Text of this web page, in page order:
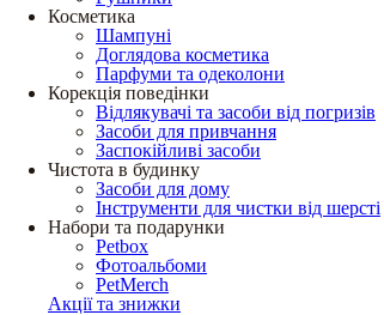
Косметика
Шампуні
Доглядова косметика
Парфуми та одеколони
Корекція поведінки
Відлякувачі та засоби від погризів
Засоби для привчання
Заспокійливі засоби
Чистота в будинку
Засоби для дому
Інструменти для чистки від шерсті
Набори та подарунки
Petbox
Фотоальбоми
PetMerch
Акції та знижки